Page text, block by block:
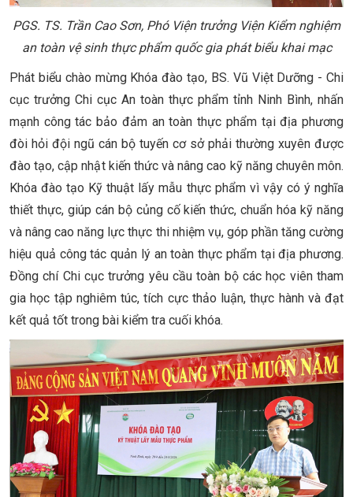
PGS. TS. Trần Cao Sơn, Phó Viện trưởng Viện Kiểm nghiệm
an toàn vệ sinh thực phẩm quốc gia phát biểu khai mạc
Phát biểu chào mừng Khóa đào tạo, BS. Vũ Việt Dưỡng - Chi
cục trưởng Chi cục An toàn thực phẩm tỉnh Ninh Bình, nhấn
mạnh công tác bảo đảm an toàn thực phẩm tại địa phương
đòi hỏi đội ngũ cán bộ tuyến cơ sở phải thường xuyên được
đào tạo, cập nhật kiến thức và nâng cao kỹ năng chuyên môn.
Khóa đào tạo Kỹ thuật lấy mẫu thực phẩm vì vậy có ý nghĩa
thiết thực, giúp cán bộ củng cố kiến thức, chuẩn hóa kỹ năng
và nâng cao năng lực thực thi nhiệm vụ, góp phần tăng cường
hiệu quả công tác quản lý an toàn thực phẩm tại địa phương.
Đồng chí Chi cục trưởng yêu cầu toàn bộ các học viên tham
gia học tập nghiêm túc, tích cực thảo luận, thực hành và đạt
kết quả tốt trong bài kiểm tra cuối khóa.